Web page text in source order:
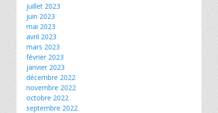
juillet 2023
juin 2023
mai 2023
avril 2023
mars 2023
février 2023
janvier 2023
décembre 2022
novembre 2022
octobre 2022
septembre 2022